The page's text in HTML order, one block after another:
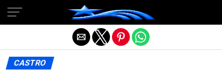
CASTRO
Salir de la versión móvil